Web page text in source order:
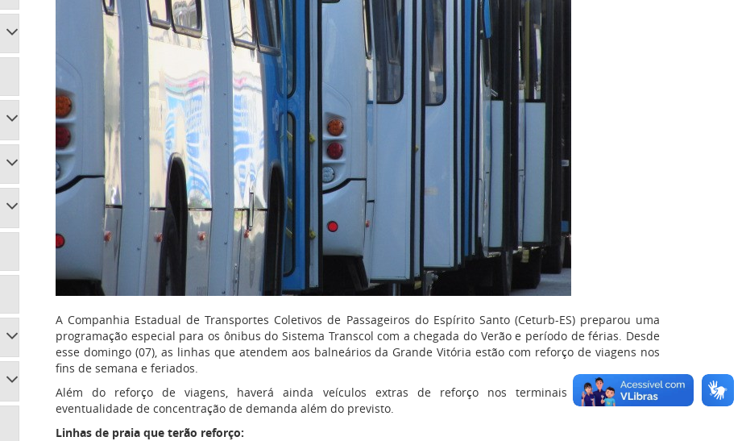
A Companhia Estadual de Transportes Coletivos de Passageiros do Espírito Santo (Ceturb-ES) preparou uma
programação especial para os ônibus do Sistema Transcol com a chegada do Verão e período de férias. Desde
esse domingo (07), as linhas que atendem aos balneários da Grande Vitória estão com reforço de viagens nos
fins de semana e feriados.
Além do reforço de viagens, haverá ainda veículos extras de reforço nos terminais para qualquer
eventualidade de concentração de demanda além do previsto.
Linhas de praia que terão reforço: